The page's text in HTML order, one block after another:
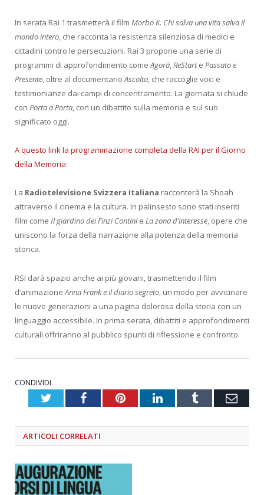
In serata Rai 1 trasmetterà il film Morbo K. Chi salva una vita salva il
mondo intero, che racconta la resistenza silenziosa di medici e
cittadini contro le persecuzioni. Rai 3 propone una serie di
programmi di approfondimento comeAgorà,ReStarte Passato e
Presente, oltre al documentarioAscolta, che raccoglie voci e
testimonianze dai campi di concentramento. La giornata si chiude
con Porta a Porta, con un dibattito sulla memoria e sul suo
significato oggi.
A questo link la programmazione completa della RAI per il Giorno
della Memoria
La Radiotelevisione Svizzera Italiana racconterà la Shoah
attraverso il cinema e la cultura. In palinsesto sono stati inseriti
film come Il giardino dei Finzi Continie La zona d’interesse, opere che
uniscono la forza della narrazione alla potenza della memoria
storica.
RSI darà spazio anche ai più giovani, trasmettendo il film
d’animazione Anna Frank e il diario segreto , un modo per avvicinare
le nuove generazioni a una pagina dolorosa della storia con un
linguaggio accessibile. In prima serata, dibattiti e approfondimenti
culturali offriranno al pubblico spunti di riflessione e confronto.
CONDIVIDI
TwitterFacebookPinterestLinkedInTumblr
ARTICOLI CORRELATI